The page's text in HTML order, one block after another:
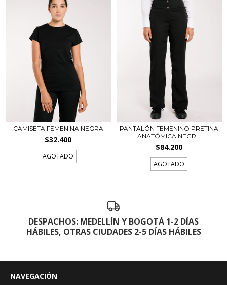
CAMISETA FEMENINA NEGRA
$32.400
AGOTADO
PANTALÓN FEMENINO PRETINA
ANATÓMICA NEGR...
$84.200
AGOTADO
DESPACHOS: MEDELLÍN Y BOGOTÁ 1-2 DÍAS
HÁBILES, OTRAS CIUDADES 2-5 DÍAS HÁBILES
NAVEGACIÓN